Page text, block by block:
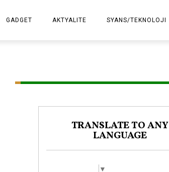
GADGET AKTYALITE SYANS/TEKNOLOJI
TRANSLATE TO ANY
LANGUAGE
▼